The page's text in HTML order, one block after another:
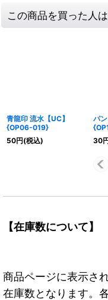
この商品を買った人
青龍印 流水【UC】
{OP06-019}
50円(税込)
パ
30
【在庫数について】
商品ページに表示さ
在庫数となります。